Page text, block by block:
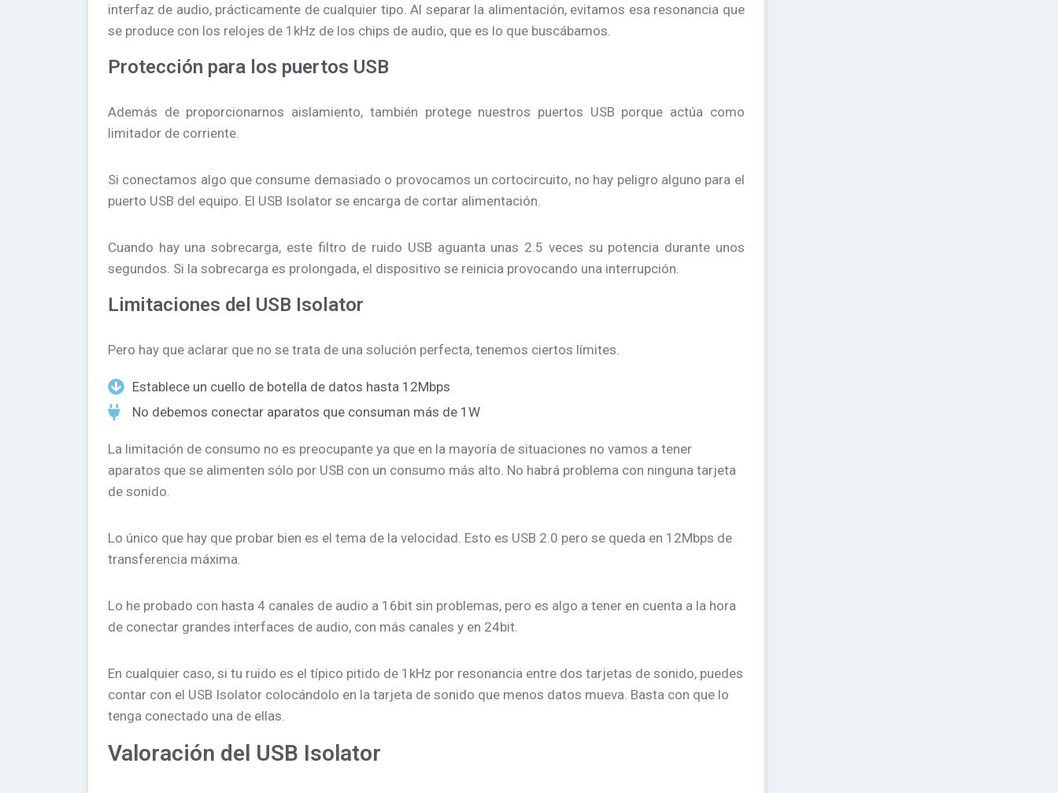
interfaz de audio, prácticamente de cualquier tipo. Al separar la alimentación, evitamos esa resonancia que
se produce con los relojes de 1kHz de los chips de audio, que es lo que buscábamos.
Protección para los puertos USB
Además de proporcionarnos aislamiento, también protege nuestros puertos USB porque actúa como
limitador de corriente.
Si conectamos algo que consume demasiado o provocamos un cortocircuito, no hay peligro alguno para el
puerto USB del equipo. El USB Isolator se encarga de cortar alimentación.
Cuando hay una sobrecarga, este filtro de ruido USB aguanta unas 2.5 veces su potencia durante unos
segundos. Si la sobrecarga es prolongada, el dispositivo se reinicia provocando una interrupción.
Limitaciones del USB Isolator
Pero hay que aclarar que no se trata de una solución perfecta, tenemos ciertos límites.
Establece un cuello de botella de datos hasta 12Mbps
No debemos conectar aparatos que consuman más de 1W
La limitación de consumo no es preocupante ya que en la mayoría de situaciones no vamos a tener
aparatos que se alimenten sólo por USB con un consumo más alto. No habrá problema con ninguna tarjeta
de sonido.
Lo único que hay que probar bien es el tema de la velocidad. Esto es USB 2.0 pero se queda en 12Mbps de
transferencia máxima.
Lo he probado con hasta 4 canales de audio a 16bit sin problemas, pero es algo a tener en cuenta a la hora
de conectar grandes interfaces de audio, con más canales y en 24bit.
En cualquier caso, si tu ruido es el típico pitido de 1kHz por resonancia entre dos tarjetas de sonido, puedes
contar con el USB Isolator colocándolo en la tarjeta de sonido que menos datos mueva. Basta con que lo
tenga conectado una de ellas.
Valoración del USB Isolator